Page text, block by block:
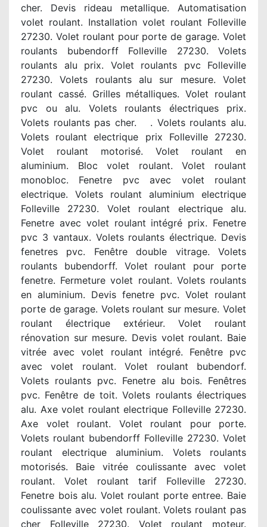
cher. Devis rideau metallique. Automatisation
volet roulant. Installation volet roulant Folleville
27230. Volet roulant pour porte de garage. Volet
roulants bubendorff Folleville 27230. Volets
roulants alu prix. Volet roulants pvc Folleville
27230. Volets roulants alu sur mesure. Volet
roulant cassé. Grilles métalliques. Volet roulant
pvc ou alu. Volets roulants électriques prix.
Volets roulants pas cher. . Volets roulants alu.
Volets roulant electrique prix Folleville 27230.
Volet roulant motorisé. Volet roulant en
aluminium. Bloc volet roulant. Volet roulant
monobloc. Fenetre pvc avec volet roulant
electrique. Volets roulant aluminium electrique
Folleville 27230. Volet roulant electrique alu.
Fenetre avec volet roulant intégré prix. Fenetre
pvc 3 vantaux. Volets roulants électrique. Devis
fenetres pvc. Fenêtre double vitrage. Volets
roulants bubendorff. Volet roulant pour porte
fenetre. Fermeture volet roulant. Volets roulants
en aluminium. Devis fenetre pvc. Volet roulant
porte de garage. Volets roulant sur mesure. Volet
roulant électrique extérieur. Volet roulant
rénovation sur mesure. Devis volet roulant. Baie
vitrée avec volet roulant intégré. Fenêtre pvc
avec volet roulant. Volet roulant bubendorf.
Volets roulants pvc. Fenetre alu bois. Fenêtres
pvc. Fenêtre de toit. Volets roulants électriques
alu. Axe volet roulant electrique Folleville 27230.
Axe volet roulant. Volet roulant pour porte.
Volets roulant bubendorff Folleville 27230. Volet
roulant electrique aluminium. Volets roulants
motorisés. Baie vitrée coulissante avec volet
roulant. Volet roulant tarif Folleville 27230.
Fenetre bois alu. Volet roulant porte entree. Baie
coulissante avec volet roulant. Volets roulant pas
cher Folleville 27230. Volet roulant moteur.